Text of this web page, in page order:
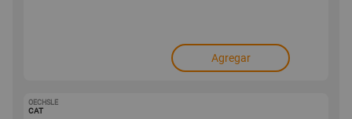
Agregar
OECHSLE
CAT